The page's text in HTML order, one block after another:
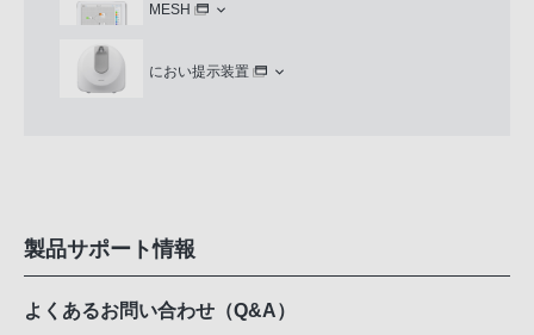
MESH
におい提示装置
製品サポート情報
よくあるお問い合わせ（Q&A）